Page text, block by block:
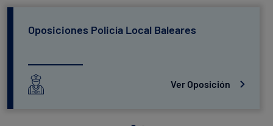
Oposiciones Policía Local Baleares
Ver Oposición